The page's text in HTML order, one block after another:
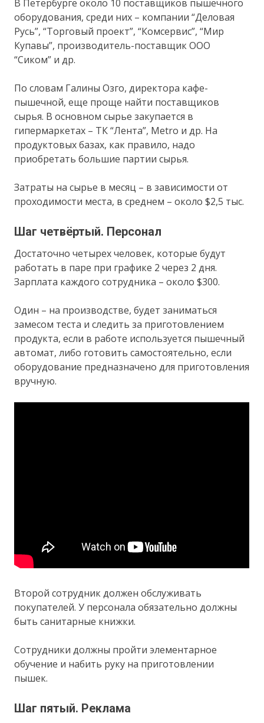
В Петербурге около 10 поставщиков пышечного
оборудования, среди них – компании “Деловая
Русь”, “Торговый проект”, “Комсервис”, “Мир
Купавы”, производитель-поставщик ООО
“Сиком” и др.
По словам Галины Озго, директора кафе-
пышечной, еще проще найти поставщиков
сырья. В основном сырье закупается в
гипермаркетах – ТК “Лента”, Metro и др. На
продуктовых базах, как правило, надо
приобретать большие партии сырья.
Затраты на сырье в месяц – в зависимости от
проходимости места, в среднем – около $2,5 тыс.
Шаг четвёртый. Персонал
Достаточно четырех человек, которые будут
работать в паре при графике 2 через 2 дня.
Зарплата каждого сотрудника – около $300.
Один – на производстве, будет заниматься
замесом теста и следить за приготовлением
продукта, если в работе используется пышечный
автомат, либо готовить самостоятельно, если
оборудование предназначено для приготовления
вручную.
Второй сотрудник должен обслуживать
покупателей. У персонала обязательно должны
быть санитарные книжки.
Сотрудники должны пройти элементарное
обучение и набить руку на приготовлении
пышек.
Шаг пятый. Реклама